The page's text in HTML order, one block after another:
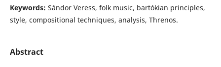
Keywords: Sándor Veress, folk music, bartókian principles,
style, compositional techniques, analysis, Threnos.
Abstract